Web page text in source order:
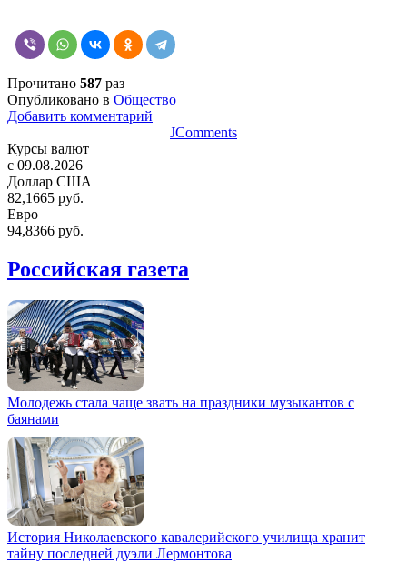
Прочитано 587 раз
Опубликовано в Общество
Добавить комментарий
JComments
Курсы валют
c 09.08.2026
Доллар США
82,1665 руб.
Евро
94,8366 руб.
Российская газета
Молодежь стала чаще звать на праздники музыкантов с
баянами
История Николаевского кавалерийского училища хранит
тайну последней дуэли Лермонтова